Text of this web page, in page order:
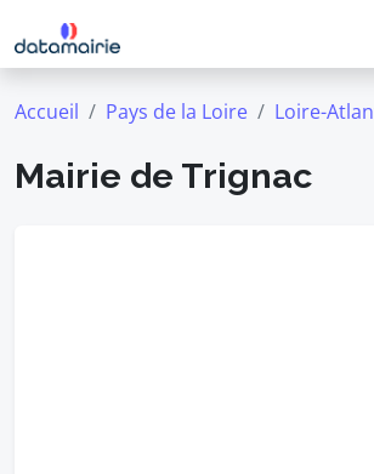
Accueil Pays de la Loire Loire-
Mairie de Trignac